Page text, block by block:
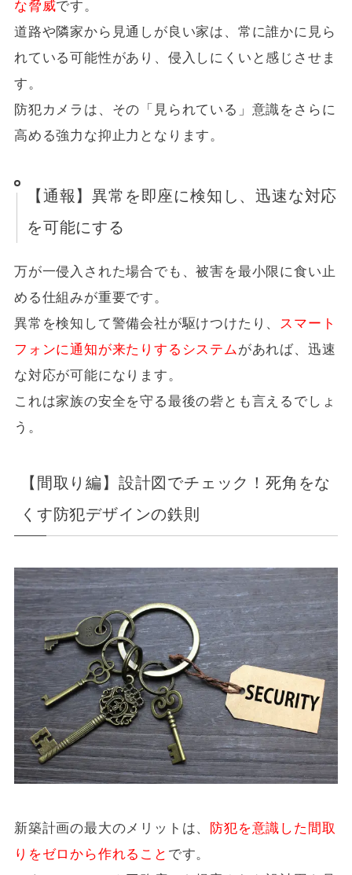
な脅威です。
道路や隣家から見通しが良い家は、常に誰かに見ら
れている可能性があり、侵入しにくいと感じさせま
す。
防犯カメラは、その「見られている」意識をさらに
高める強力な抑止力となります。
【通報】異常を即座に検知し、迅速な対応
を可能にする
万が一侵入された場合でも、被害を最小限に食い止
める仕組みが重要です。
異常を検知して警備会社が駆けつけたり、 スマート
フォンに通知が来たりするシステムがあれば、迅速
な対応が可能になります。
これは家族の安全を守る最後の砦とも言えるでしょ
う。
【間取り編】設計図でチェック！死角をな
くす防犯デザインの鉄則
新築計画の最大のメリットは、
防犯を意識した間取
りをゼロから作れること です。